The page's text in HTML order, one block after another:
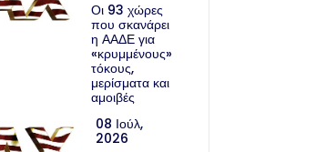
Οι 93 χώρες
που σκανάρει
η ΑΑΔΕ για
«κρυμμένους»
τόκους,
μερίσματα και
αμοιβές
08 Ιούλ,
2026